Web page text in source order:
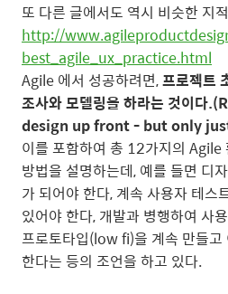
또 다른 글에서도 역시 비슷한 지
http://
best_agile_ux_practice.html
Agile 에서 성공하려면,프로젝트
조사와 모델링을 하라는 것이다
design up front - but only
이를 포함하여 총 12가지의 Agile
방법을 설명하는데, 예를 들면 디
가 되어야 한다, 계속 사용자 테스
있어야 한다, 개발과 병행하여 사
프로토타입(low fi)을 계속 만들고
한다는 등의 조언을 하고 있다.